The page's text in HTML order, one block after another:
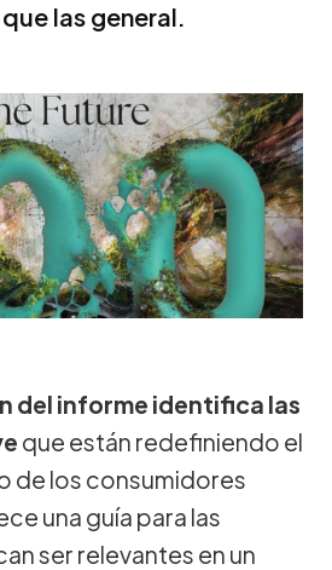
las general.
del informe identifica las
que están redefiniendo el
de los consumidores
una guía para las
ser relevantes en un